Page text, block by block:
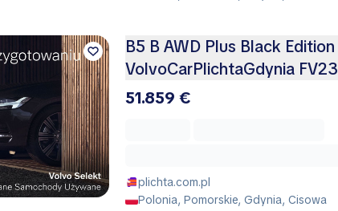
B5 B AWD Plus Black Edition
VolvoCarPlichtaGdynia FV23
51.859 €
plichta.com.pl
Polonia, Pomorskie, Gdynia, Cisowa